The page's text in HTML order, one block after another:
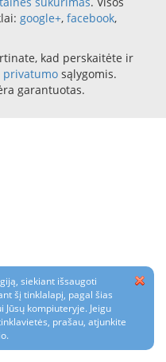
google+, facebook,
kad perskaitėte ir
privatumo sąlygomis.
garantuotas.
siekiant išsaugoti
šį tinklalapį, pagal šias
Jūsų kompiuteryje. Jeigu
prašau, atjunkite